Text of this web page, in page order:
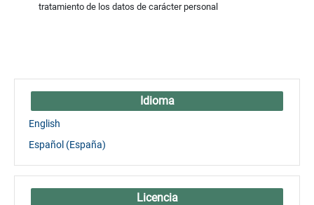
tratamiento de los datos de carácter personal
Idioma
English
Español (España)
Licencia